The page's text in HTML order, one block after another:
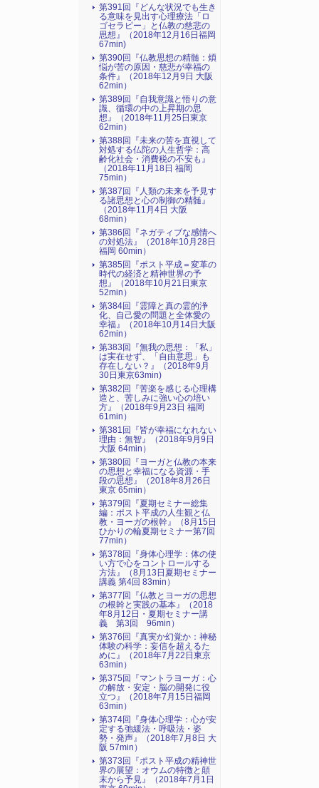
第391回『どんな状況でも生き
る意味を見出す心理療法「ロ
ゴセラピー」と仏教の慈悲の
思想』（2018年12月16日福岡
67min)
第390回『仏教思想の精髄：煩
悩が苦の原因・慈悲が幸福の
条件』（2018年12月9日 大阪
62min）
第389回『自我意識と悟りの意
識、循環の中の上昇期の思
想』（2018年11月25日東京
62min）
第388回『未来の苦を直視して
対処する仏陀の人生哲学：高
齢化社会・消費税の不安も』
（2018年11月18日 福岡
75min）
第387回『人類の未来を予見す
る諸思想と心の制御の精髄』
（2018年11月4日 大阪
68min）
第386回『ネガティブな感情へ
の対処法』（2018年10月28日
福岡 60min）
第385回『ポスト平成＝変革の
時代の経済と精神世界の予
想』（2018年10月21日東京
52min）
第384回『霊障と真の霊的浄
化、自己愛の問題と全体愛の
幸福』（2018年10月14日大阪
62min）
第383回『無我の思想：「私」
は実在せず、「自由意思」も
存在しない？』（2018年9月
30日東京63min)
第382回『苦楽を感じる心理構
造と、苦しみに強い心の培い
方』（2018年9月23日 福岡
61min）
第381回『皆が幸福になれない
理由：無智』（2018年9月9日
大阪 64min）
第380回『ヨーガと仏教の本来
の思想と幸福になる資源・手
段の思想』（2018年8月26日
東京 65min）
第379回『夏期セミナー総集
編：ポスト平成の人生観と仏
教・ヨーガの根幹』（8月15日
ひかりの輪夏期セミナー第7回
77min）
第378回『身体心理学：体の使
い方で心をコントロールする
方法』（8月13日夏期セミナー
講義 第4回 83min）
第377回『仏教とヨーガの思想
の根幹と実践の基本』（2018
年8月12日・夏期セミナー講
義 第3回 96min）
第376回『真実か幻覚か：神秘
体験の科学：妄信を超えるた
めに』（2018年7月22日東京
63min）
第375回『マントラヨーガ：心
の解放・安定・脳の開発に役
立つ』（2018年7月15日福岡
63min）
第374回『身体心理学：心が安
定する弛緩法・呼吸法・姿
勢・発声』（2018年7月8日 大
阪 57min）
第373回『ポスト平成の精神世
界の展望：オウムの特徴と顛
末から予見』（2018年7月1日